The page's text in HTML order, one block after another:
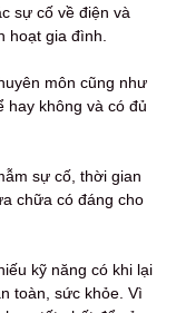
sự cố về điện và
hoạt gia đình.
môn cũng như
hay không và có đủ
sự cố, thời gian
chữa có đáng cho
kỹ năng có khi lại
toàn, sức khỏe. Vì